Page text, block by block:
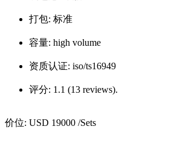
打包: 标准
容量: high volume
资质认证: iso/ts16949
评分: 1.1 (13 reviews).
价位: USD 19000 /Sets